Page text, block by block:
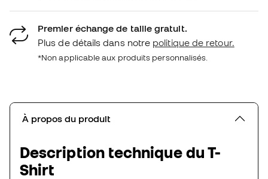
Premier échange de taille gratuit.
Plus de détails dans notre politique de retour.
*Non applicable aux produits personnalisés.
À propos du produit
Description technique du T-
Shirt